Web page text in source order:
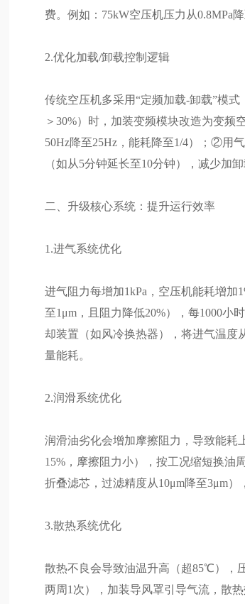
费。例如：75kW空压机压力从0.8MPa
2.优化加载/卸载控制逻辑
传统空压机多采用“定频加载-卸载”模
＞30%）时，加装变频模块改造为变频
50Hz降至25Hz，能耗降至1/4）；②用
（如从5分钟延长至10分钟），减少加
二、升级核心系统：提升运行效率
1.进气系统优化
进气阻力每增加1kPa，空压机能耗增
至1μm，且阻力降低20%），每1000
却装置（如风冷换热器），将进气温
量能耗。
2.润滑系统优化
润滑油劣化会增加摩擦阻力，导致能
15%，摩擦阻力小），按工况缩短换油
折叠滤芯，过滤精度从10μm降至3μm
3.散热系统优化
散热不良会导致油温升高（超85℃），
两周1次），加装导风罩引导气流，散